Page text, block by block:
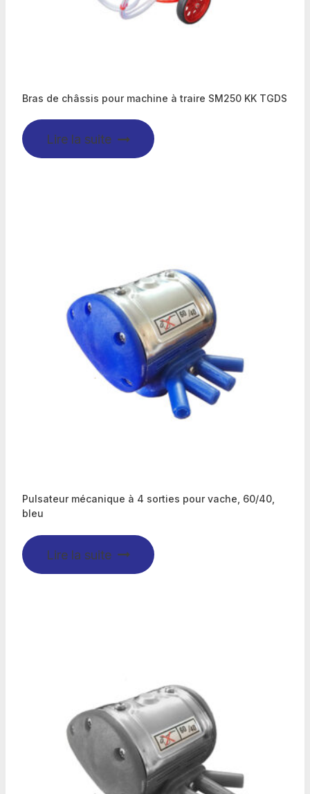
Bras de châssis pour machine à traire SM250 KK TGDS
Lire la suite
Pulsateur mécanique à 4 sorties pour vache, 60/40,
bleu
Lire la suite